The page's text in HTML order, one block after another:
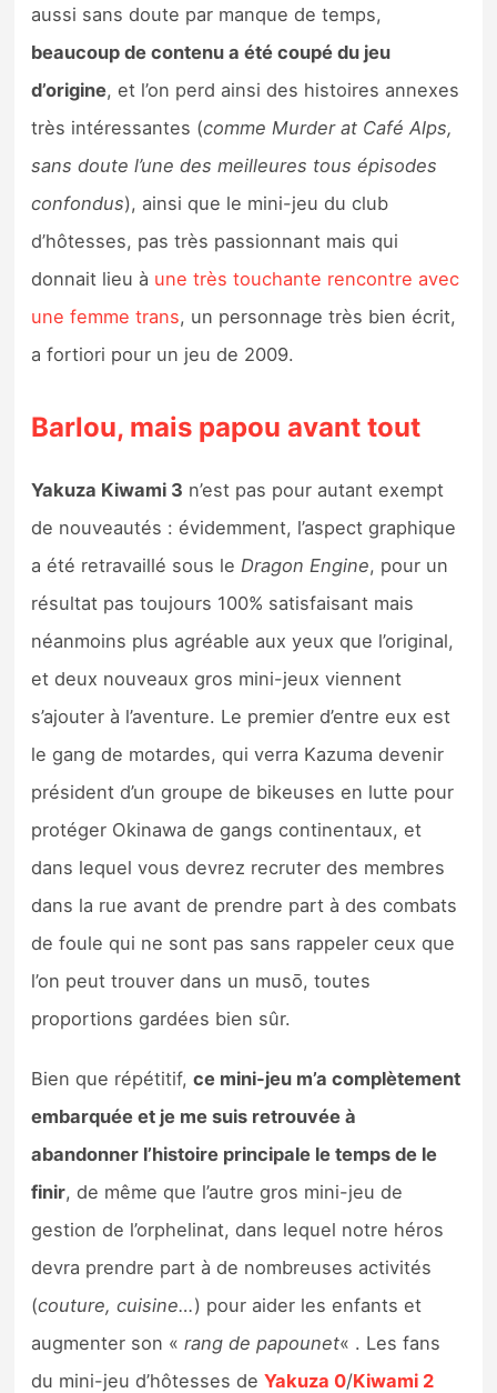
aussi sans doute par manque de temps,
beaucoup de contenu a été coupé du jeu
d’origine, et l’on perd ainsi des histoires annexes
très intéressantes (comme Murder at Café Alps,
sans doute l’une des meilleures tous épisodes
confondus), ainsi que le mini-jeu du club
d’hôtesses, pas très passionnant mais qui
donnait lieu à une très touchante rencontre avec
une femme trans, un personnage très bien écrit,
a fortiori pour un jeu de 2009.
Barlou, mais papou avant tout
Yakuza Kiwami 3 n’est pas pour autant exempt
de nouveautés : évidemment, l’aspect graphique
a été retravaillé sous le Dragon Engine, pour un
résultat pas toujours 100% satisfaisant mais
néanmoins plus agréable aux yeux que l’original,
et deux nouveaux gros mini-jeux viennent
s’ajouter à l’aventure. Le premier d’entre eux est
le gang de motardes, qui verra Kazuma devenir
président d’un groupe de bikeuses en lutte pour
protéger Okinawa de gangs continentaux, et
dans lequel vous devrez recruter des membres
dans la rue avant de prendre part à des combats
de foule qui ne sont pas sans rappeler ceux que
l’on peut trouver dans un musō, toutes
proportions gardées bien sûr.
Bien que répétitif,ce mini-jeu m’a complètement
embarquée et je me suis retrouvée à
abandonner l’histoire principale le temps de le
finir, de même que l’autre gros mini-jeu de
gestion de l’orphelinat, dans lequel notre héros
devra prendre part à de nombreuses activités
(couture, cuisine…) pour aider les enfants et
augmenter son «rang de papounet« . Les fans
du mini-jeu d’hôtesses deYakuza 0/Kiwami 2